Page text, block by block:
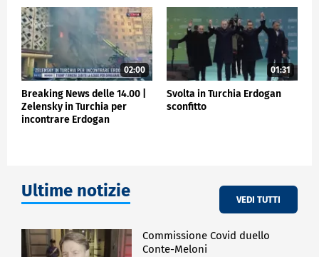
02:00
Breaking News delle 14.00 |
Zelensky in Turchia per
incontrare Erdogan
01:31
Svolta in Turchia Erdogan
sconfitto
Ultime notizie VEDI TUTTI
Commissione Covid duello
Conte-Meloni